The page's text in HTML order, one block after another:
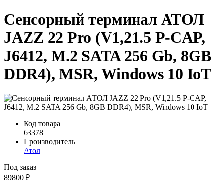
Сенсорный терминал АТОЛ
JAZZ 22 Pro (V1,21.5 P-CAP,
J6412, M.2 SATA 256 Gb, 8GB
DDR4), MSR, Windows 10 IoT
Код товара
63378
Производитель
Атол
Под заказ
89800 ₽